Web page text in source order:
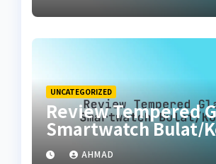
UNCATEGORIZED
Review Tempered
Smartwatch Bulat/
AHMAD